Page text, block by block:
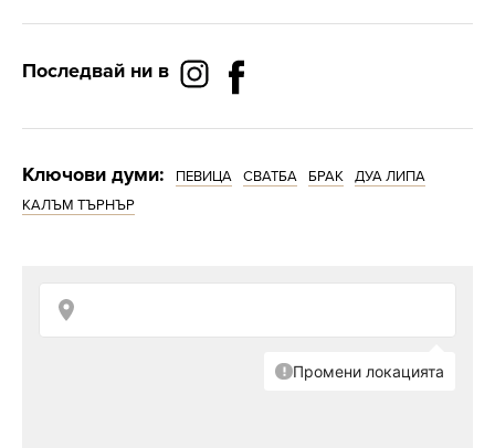
Последвай ни в
Ключови думи: ПЕВИЦА СВАТБА БРАК
ДУА ЛИПА
КАЛЪМ ТЪРНЪР